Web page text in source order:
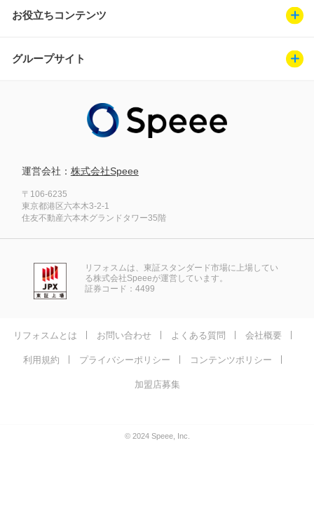
お役立ちコンテンツ
グループサイト
運営会社： 株式会社Speee
〒106-6235
東京都港区六本木3-2-1
住友不動産六本木グランドタワー35階
リフォスムは、東証スタンダード市場に上場してい
る株式会社Speeeが運営しています。
証券コード：4499
リフォスムとは お問い合わせ よくある質問 会社概要
利用規約 プライバシーポリシー コンテンツポリシー
加盟店募集
© 2024 Speee, Inc.